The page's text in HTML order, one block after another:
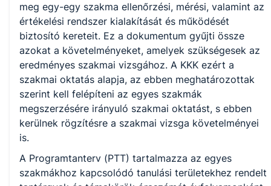
Gazdálkodás és menedzsment
Szociális
Elektronika és elektrotechnika
meg egy-egy szakma ellenőrzési, mérési, valamint az
értékelési rendszer kialakítását és működését
biztosító kereteit. Ez a dokumentum gyűjti össze
azokat a követelményeket, amelyek szükségesek az
eredményes szakmai vizsgához. A KKK ezért a
szakmai oktatás alapja, az ebben meghatározottak
szerint kell felépíteni az egyes szakmák
megszerzésére irányuló szakmai oktatást, s ebben
kerülnek rögzítésre a szakmai vizsga követelményei
is.
A Programtanterv (PTT) tartalmazza az egyes
szakmákhoz kapcsolódó tanulási területekhez rendelt